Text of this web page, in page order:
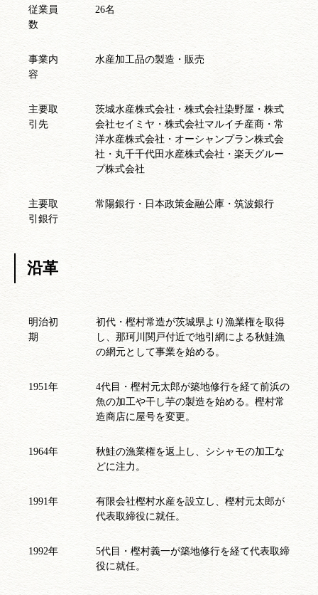
従業員
数
26名
事業内
容
水産加工品の製造・販売
主要取
引先
茨城水産株式会社・株式会社染野屋・株式
会社セイミヤ・株式会社マルイチ産商・常
洋水産株式会社・オーシャンプラン株式会
社・丸千千代田水産株式会社・楽天グルー
プ株式会社
主要取
引銀行
常陽銀行・日本政策金融公庫・筑波銀行
沿革
明治初
期
初代・樫村常造が茨城県より漁業権を取得
し、那珂川関戸付近で地引網による秋鮭漁
の網元として事業を始める。
1951年
4代目・樫村元太郎が築地修行を経て前浜の
魚の加工や干し芋の製造を始める。樫村常
造商店に屋号を変更。
1964年
秋鮭の漁業権を返上し、シシャモの加工な
どに注力。
1991年
有限会社樫村水産を設立し、樫村元太郎が
代表取締役に就任。
1992年
5代目・樫村義一が築地修行を経て代表取締
役に就任。